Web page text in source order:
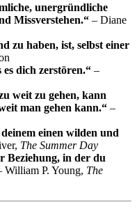
unergründliche
Missverstehen.“ – Diane
zu haben, ist, selbst einer
dich zerstören.“ –
weit zu gehen, kann
man gehen kann.“ –
einen wilden und
The Summer Day
Beziehung, in der du
William P. Young, The